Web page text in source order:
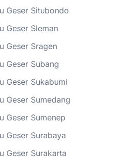
Geser Situbondo
Geser Sleman
Geser Sragen
Geser Subang
Geser Sukabumi
Geser Sumedang
Geser Sumenep
Geser Surabaya
Geser Surakarta